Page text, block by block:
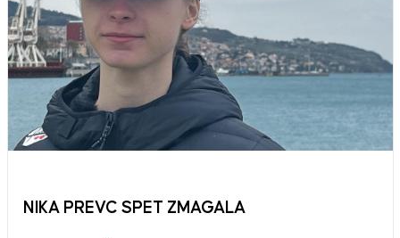
NIKA PREVC SPET ZMAGALA